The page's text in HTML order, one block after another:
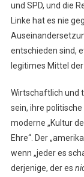
und SPD, und die
Linke hat es nie
entschieden sind,
legitimes Mittel der
Wirtschaftlich und
sein, ihre
moderne „Kultur
Ehre“. Der
wenn „jeder es
derjenige, der es